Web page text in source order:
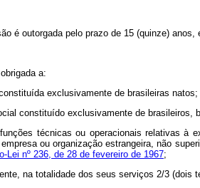
é outorgada pelo prazo de 15 (quinze)
a:
exclusivamente de brasileiras natos;
constituído exclusivamente de brasileiros,
técnicas ou operacionais relativas à
ou organização estrangeira, não
Lei nº 236, de 28 de fevereiro de 1967;
na totalidade dos seus serviços 2/3 (dois